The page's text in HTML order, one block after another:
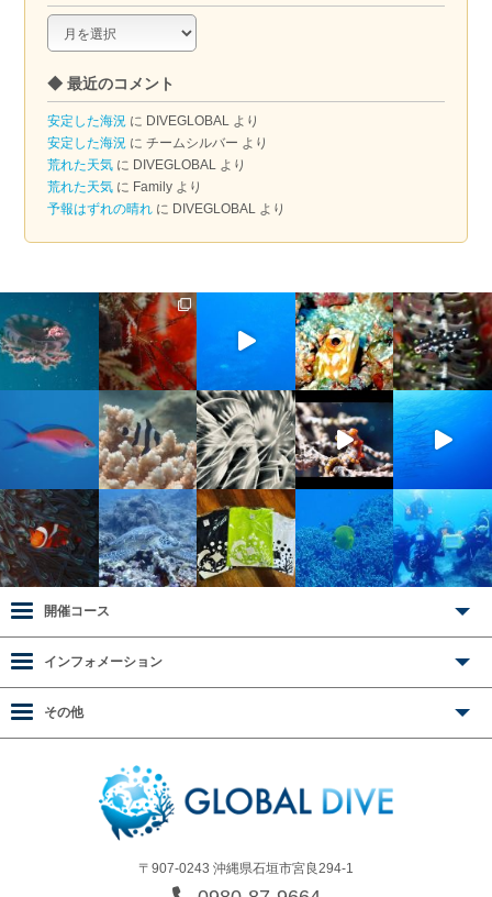
ア
カ
イ
ブ
◆ 最近のコメント
安定した海況 に DIVEGLOBAL
より
安定した海況 にチームシルバー より
荒れた天気 に DIVEGLOBAL
より
荒れた天気 に Family より
予報はずれの晴れ に DIVEGLOBAL より
〒907-0243 沖縄県石垣市宮良294-1
開催コース
インフォメーション
その他